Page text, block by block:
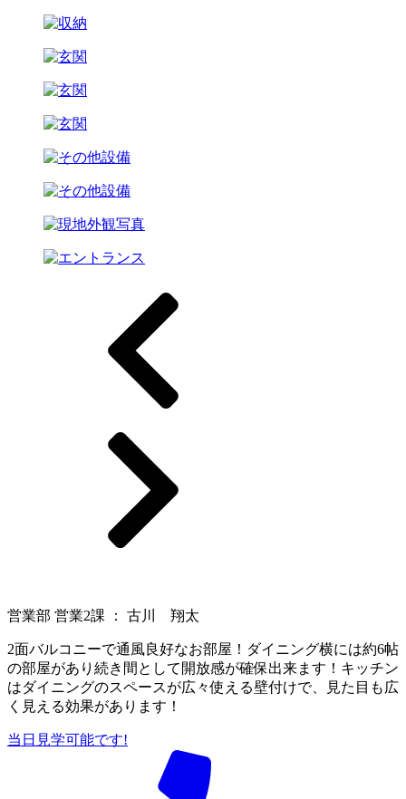
営業部 営業2課 ： 古川 翔太
2面バルコニーで通風良好なお部屋！ダイニング横には約6帖
の部屋があり続き間として開放感が確保出来ます！キッチン
はダイニングのスペースが広々使える壁付けで、見た目も広
く見える効果があります！
当日見学可能です!